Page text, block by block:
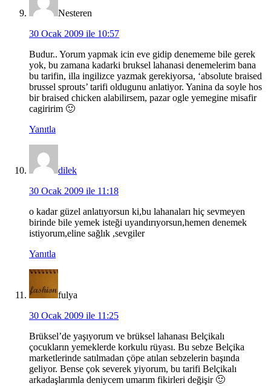
Nesteren
30 Ocak 2009 ile 10:57
Budur.. Yorum yapmak icin eve gidip denememe bile gerek
yok, bu zamana kadarki bruksel lahanasi denemelerim bana
bu tarifin, illa ingilizce yazmak gerekiyorsa, ‘absolute braised
brussel sprouts’ tarifi oldugunu anlatiyor. Yanina da soyle hos
bir braised chicken alabilirsem, pazar ogle yemegine misafir
cagiririm 🙂
Yanıtla
dilek
30 Ocak 2009 ile 11:18
o kadar güzel anlatıyorsun ki,bu lahanaları hiç sevmeyen
birinde bile yemek isteği uyandırıyorsun,hemen denemek
istiyorum,eline sağlık ,sevgiler
Yanıtla
fulya
30 Ocak 2009 ile 11:25
Brüksel’de yaşıyorum ve brüksel lahanası Belçikalı
çocukların yemeklerde korkulu rüyası. Bu sebze Belçika
marketlerinde satılmadan çöpe atılan sebzelerin başında
geliyor. Bense çok severek yiyorum, bu tarifi Belçikalı
arkadaşlarımla deniycem umarım fikirleri değişir 🙂